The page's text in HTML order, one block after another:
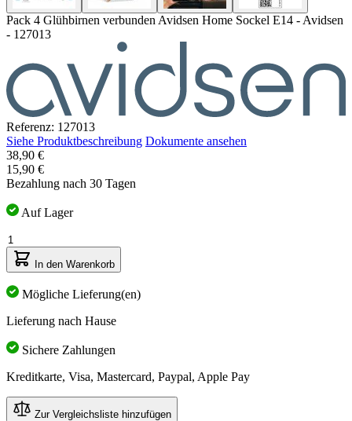
Pack 4 Glühbirnen verbunden Avidsen Home Sockel E14 - Avidsen
- 127013
Referenz: 127013
Siehe Produktbeschreibung Dokumente ansehen
38,90 €
15,90 €
Bezahlung nach 30 Tagen
Auf Lager
Menge
In den Warenkorb
Mögliche Lieferung(en)
Lieferung nach Hause
Sichere Zahlungen
Kreditkarte, Visa, Mastercard, Paypal, Apple Pay
Zur Vergleichsliste hinzufügen